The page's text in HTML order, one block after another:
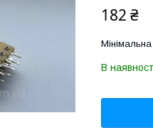
182 ₴
В